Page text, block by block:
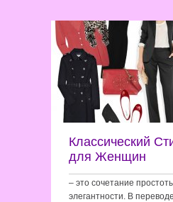
Классический
для Женщин
– это сочетание
элегантности. В